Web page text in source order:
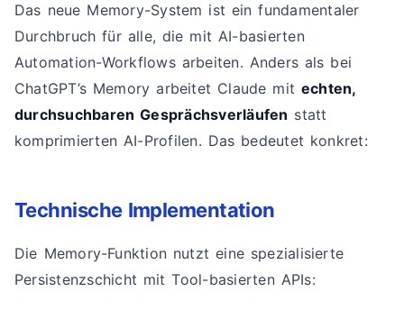
Das neue Memory-System ist ein fundamentaler
Durchbruch für alle, die mit AI-basierten
Automation-Workflows arbeiten. Anders als bei
ChatGPT’s Memory arbeitet Claude mit echten,
durchsuchbaren Gesprächsverläufen statt
komprimierten AI-Profilen. Das bedeutet konkret:
Technische Implementation
Die Memory-Funktion nutzt eine spezialisierte
Persistenzschicht mit Tool-basierten APIs: